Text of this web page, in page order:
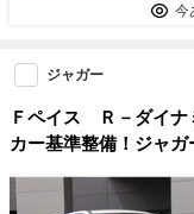
今
ジャガー
Ｆペイス Ｒ－ダイ
カー基準整備！ジャ
ブクルーズコントロ
ラ